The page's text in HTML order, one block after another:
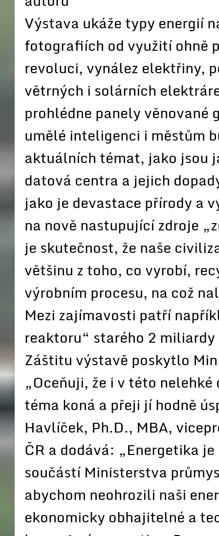
Výstava ukáže typy energií
fotografiích od využití ohně
revoluci, vynález elektřiny,
větrných i solárních
prohlédne panely
umělé inteligenci i městům
aktuálních témat, jako jsou
datová centra a jejich
jako je devastace přírody a
na nově nastupující zdroje
je skutečnost, že naše
většinu z toho, co vyrobí,
výrobním procesu, na což
Mezi zajímavosti patří
reaktoru“ starého 2
Záštitu výstavě poskytlo
„Oceňuji, že i v této
téma koná a přeji jí hodně
Havlíček, Ph.D., MBA,
ČR a dodává: „Energetika
součástí Ministerstva
abychom neohrozili naši
ekonomicky obhajitelné a